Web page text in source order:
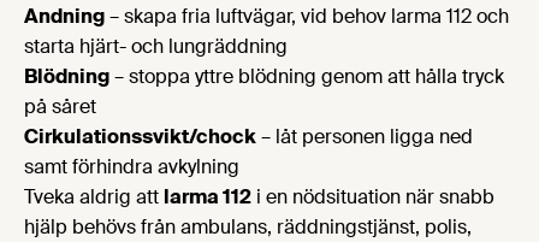
Andning– skapa fria luftvägar, vid behov larma 112 och
starta hjärt- och lungräddning
Blödning– stoppa yttre blödning genom att hålla tryck
på såret
Cirkulationssvikt/chock– låt personen ligga ned
samt förhindra avkylning
Tveka aldrig att larma 112 i en nödsituation när snabb
hjälp behövs från ambulans, räddningstjänst, polis,